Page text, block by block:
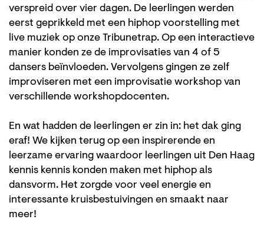
verspreid over vier dagen. De leerlingen werden
eerst geprikkeld met een hiphop voorstelling met
live muziek op onze Tribunetrap. Op een interactieve
manier konden ze de improvisaties van 4 of 5
dansers beïnvloeden. Vervolgens gingen ze zelf
improviseren met een improvisatie workshop van
verschillende workshopdocenten.
En wat hadden de leerlingen er zin in: het dak ging
eraf! We kijken terug op een inspirerende en
leerzame ervaring waardoor leerlingen uit Den Haag
kennis kennis konden maken met hiphop als
dansvorm. Het zorgde voor veel energie en
interessante kruisbestuivingen en smaakt naar
meer!